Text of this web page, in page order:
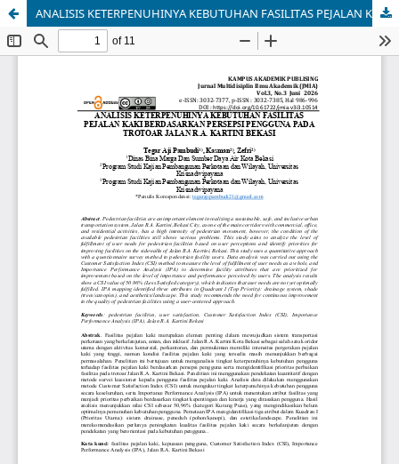
ANALISIS KETERPENUHINYA KEBUTUHAN FASILITAS PEJALAN KAKI BERDASARKAN PERSEPSI PENGGUNA PADA TROTOAR JALAN R.A. KARTINI BEKASI